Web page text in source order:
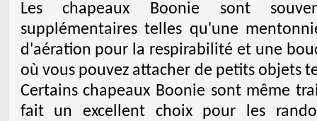
Les chapeaux Boonie sont
supplémentaires telles qu'une
d'aération pour la respirabilité et une
où vous pouvez attacher de petits objets
Certains chapeaux Boonie sont même
fait un excellent choix pour les